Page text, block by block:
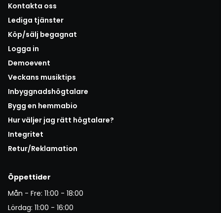
Kontakta oss
Lediga tjänster
Köp/sälj begagnat
Logga in
Demoevent
Veckans musiktips
Inbyggnadshögtalare
Bygg en hemmabio
Hur väljer jag rätt högtalare?
Integritet
Retur/Reklamation
Öppettider
Mån - Fre: 11:00 - 18:00
Lördag: 11:00 - 16:00